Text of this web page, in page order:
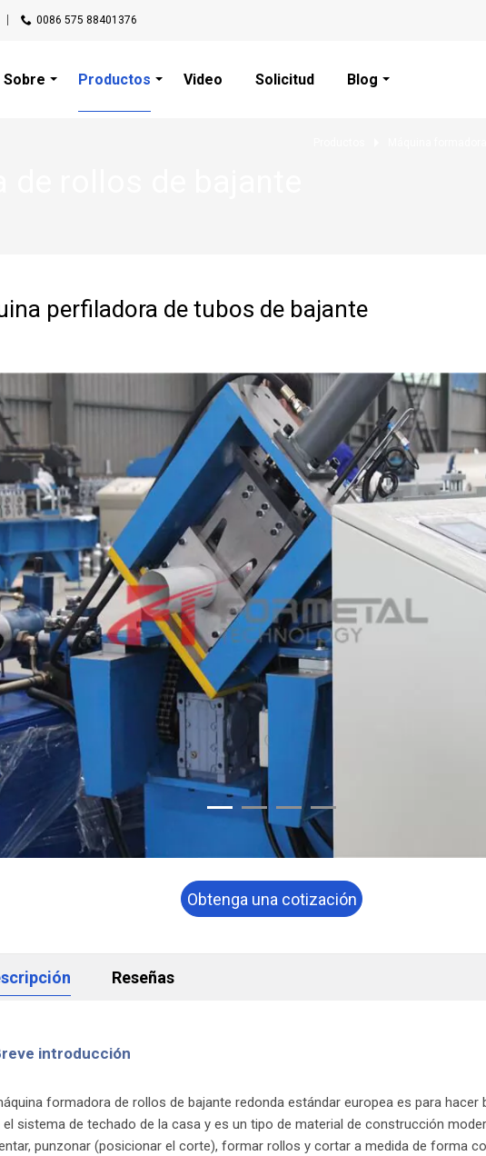
0086 575 88401376
Sobre Productos Video Solicitud Blog
perfiladora de tubos de bajante
Obtenga una cotización
Reseñas
introducción
formadora de rollos de bajante redonda estándar europea es para hacer
el sistema de techado de la casa y es un tipo de material de construcción
punzonar (posicionar el corte), formar rollos y cortar a medida de forma